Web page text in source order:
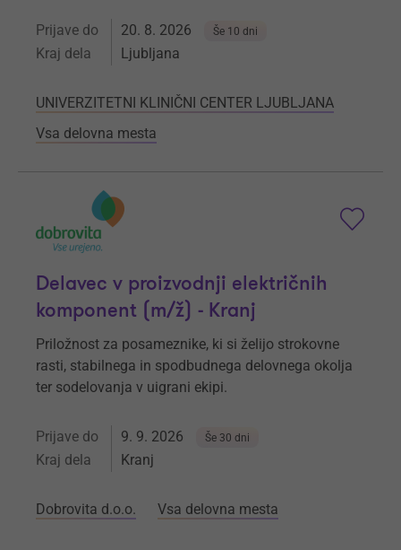
Prijave do 20. 8. 2026 Še 10 dni
Kraj dela Ljubljana
UNIVERZITETNI KLINIČNI CENTER LJUBLJANA
Vsa delovna mesta
Delavec v proizvodnji električnih
komponent (m/ž) - Kranj
Priložnost za posameznike, ki si želijo strokovne
rasti, stabilnega in spodbudnega delovnega okolja
ter sodelovanja v uigrani ekipi.
Prijave do 9. 9. 2026 Še 30 dni
Kraj dela Kranj
Dobrovita d.o.o. Vsa delovna mesta